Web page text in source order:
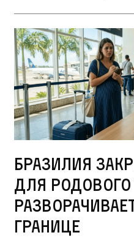
Бразилия
для родового
границе